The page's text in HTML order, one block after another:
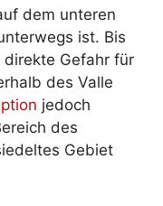
dem unteren
ist. Bis
Gefahr für
des Valle
jedoch
des
Gebiet